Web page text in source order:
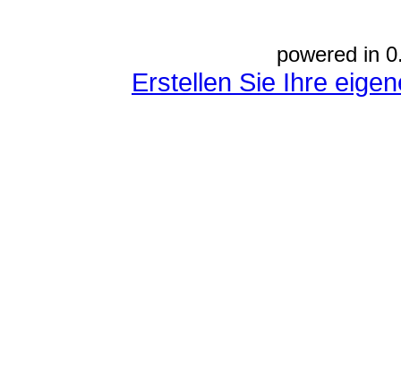
powered in
Erstellen Sie Ihre